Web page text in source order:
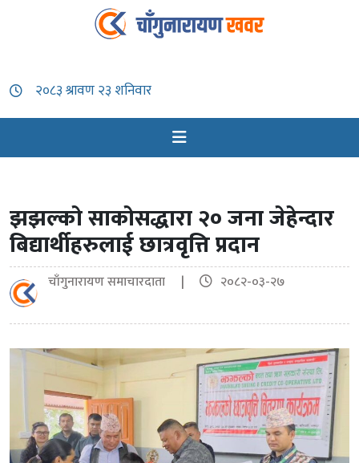
झझल्को साकोसद्धारा २० जना जेहेन्दार
बिद्यार्थीहरुलाई छात्रवृत्ति प्रदान
चाँगुनारायण समाचारदाता | २०८२-०३-२७